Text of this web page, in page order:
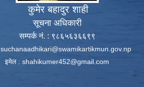
कुमेर बहादुर शाही
सूचना अधिकारी
सम्पर्क नं. : ९८६५६३६६९९
suchanaadhikari@swamikartikmun.gov.np
इमेल : shahikumer452@gmail.com